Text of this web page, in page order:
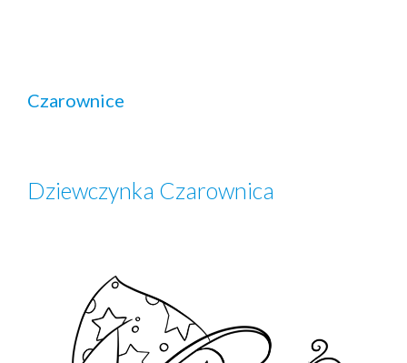
Czarownice
Dziewczynka Czarownica